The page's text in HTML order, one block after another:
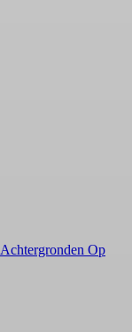
Achtergronden Op